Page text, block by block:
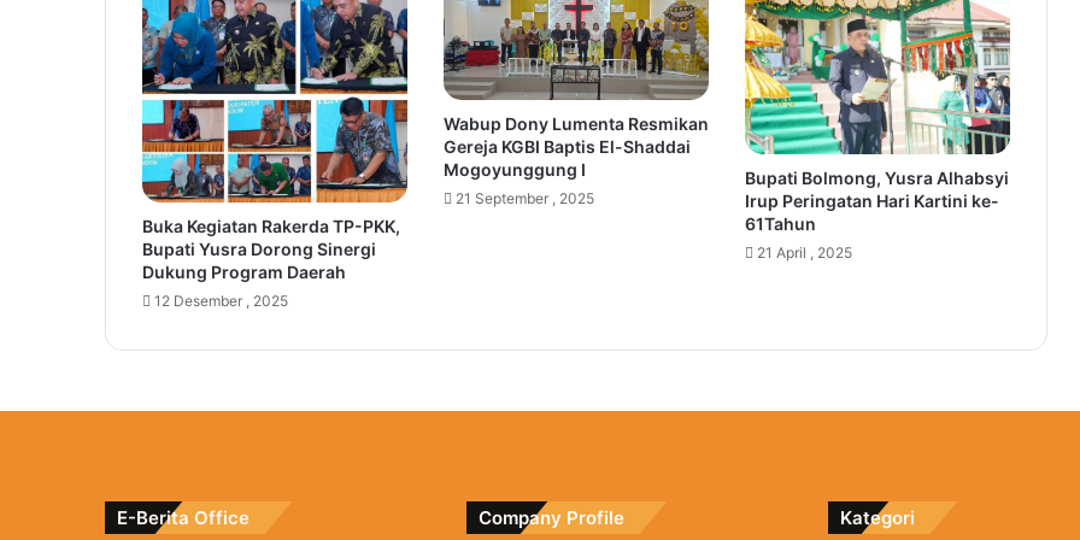
Buka Kegiatan Rakerda TP-PKK,
Bupati Yusra Dorong Sinergi
Dukung Program Daerah
12 Desember , 2025
Wabup Dony Lumenta Resmikan
Gereja KGBI Baptis El-Shaddai
Mogoyunggung I
21 September , 2025
Bupati Bolmong, Yusra Alhabsyi
Irup Peringatan Hari Kartini ke-
61Tahun
21 April , 2025
E-Berita Office Company Profile Kategori